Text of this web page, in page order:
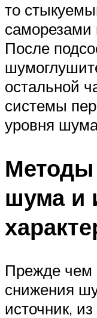
то
саморезами
После
остальной
системы
уровня
Методы
шума и
Прежде чем
снижения
источник,